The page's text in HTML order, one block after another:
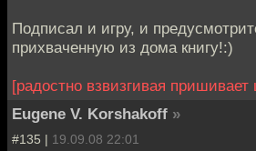
Подписал и игру, и
прихваченную из дома книгу!:)
[радостно взвизгивая пришивает
Eugene V. Korshakoff »
#135 | 19.09.08 22:01